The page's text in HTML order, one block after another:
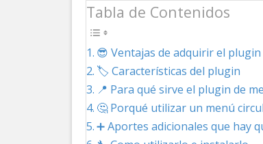
Tabla de Contenidos
😎 Ventajas de adquirir el
🏷️ Características del plugin
📍 Para qué sirve el plugin de
🤔 Porqué utilizar un menú
➕ Aportes adicionales que hay